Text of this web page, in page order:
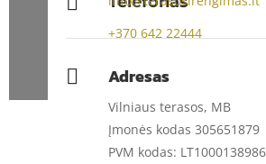
+370642 22444
 Adresas
Vilniaus terasos, MB
Įmonės kodas 305651879
PVM kodas: